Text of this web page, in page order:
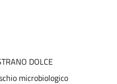
DOLCE
microbiologico